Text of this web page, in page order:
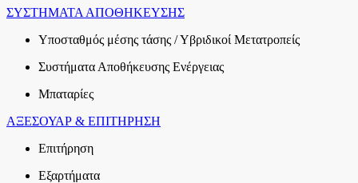
ΣΥΣΤΗΜΑΤΑ ΑΠΟΘΗΚΕΥΣΗΣ
Υποσταθμός μέσης τάσης / Υβριδικοί Μετατροπείς
Συστήματα Αποθήκευσης Ενέργειας
Μπαταρίες
ΑΞΕΣΟΥΑΡ & ΕΠΙΤΗΡΗΣΗ
Επιτήρηση
Εξαρτήματα